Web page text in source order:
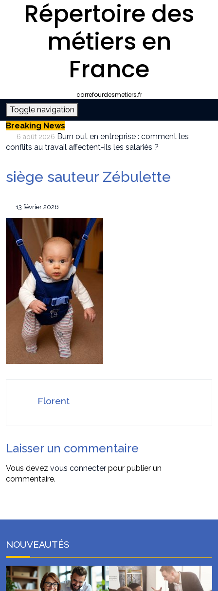
Répertoire des
métiers en
France
carrefourdesmetiers.fr
Toggle navigation
Breaking News
6 août 2026 Burn out en entreprise : comment les
conflits au travail affectent-ils les salariés ?
30 juillet 2026 Quelle plateforme freelance choisir pour
pour apparaître dans les moteurs IA
22 juillet 2026
Stratégies invisibles pour conquérir votre
marché
7 août 2026 Faire valoir ses droits à la MDPH pour perte
d’autonomie ou handicap : le guide simple et pratique
siège sauteur Zébulette
13 février 2026
Florent
Laisser un commentaire
Vous devez vous connecter pour publier un
commentaire.
NOUVEAUTÉS